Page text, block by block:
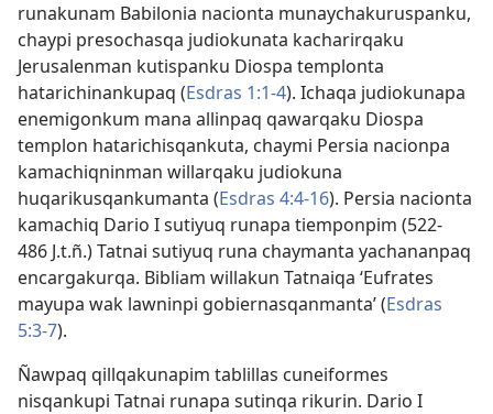
runakunam Babilonia nacionta munaychakuruspanku,
chaypi presochasqa judiokunata kacharirqaku
Jerusalenman kutispanku Diospa templonta
hatarichinankupaq (Esdras 1:1-4). Ichaqa judiokunapa
enemigonkum mana allinpaq qawarqaku Diospa
templon hatarichisqankuta, chaymi Persia nacionpa
kamachiqninman willarqaku judiokuna
huqarikusqankumanta (Esdras 4:4-16). Persia nacionta
kamachiq Dario I sutiyuq runapa tiemponpim (522-
486 J.t.ñ.) Tatnai sutiyuq runa chaymanta yachananpaq
encargakurqa. Bibliam willakun Tatnaiqa ‘Eufrates
mayupa wak lawninpi gobiernasqanmanta’ (Esdras
5:3-7).
Ñawpaq qillqakunapim tablillas cuneiformes
nisqankupi Tatnai runapa sutinqa rikurin. Dario I